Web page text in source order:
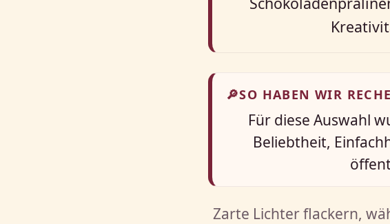
🔎SO HABEN WIR
Für diese Auswahl
Beliebtheit,
Zarte Lichter flackern,